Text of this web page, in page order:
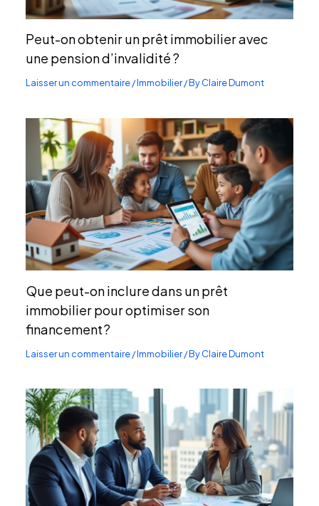
Peut-on obtenir un prêt immobilier avec
une pension d’invalidité ?
Laisser un commentaire/Immobilier/ ByClaire Dumont
Que peut-on inclure dans un prêt
immobilier pour optimiser son
financement ?
Laisser un commentaire/Immobilier/ ByClaire Dumont